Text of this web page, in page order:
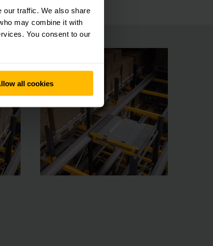
our traffic. We also share
may combine it with
You consent to our
all cookies